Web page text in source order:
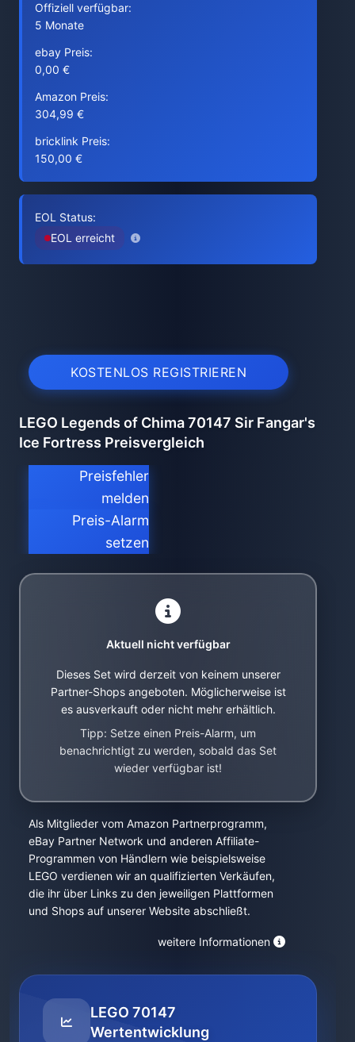
Offiziell verfügbar:
5 Monate
ebay Preis:
0,00 €
Amazon Preis:
304,99 €
bricklink Preis:
150,00 €
EOL Status:
EOL erreicht
KOSTENLOS REGISTRIEREN
LEGO Legends of Chima 70147 Sir Fangar's
Ice Fortress Preisvergleich
Preisfehler
melden
Preis-Alarm
setzen
Aktuell nicht verfügbar
Dieses Set wird derzeit von keinem unserer
Partner-Shops angeboten. Möglicherweise ist
es ausverkauft oder nicht mehr erhältlich.
Tipp: Setze einen Preis-Alarm, um
benachrichtigt zu werden, sobald das Set
wieder verfügbar ist!
Als Mitglieder vom Amazon Partnerprogramm,
eBay Partner Network und anderen Affiliate-
Programmen von Händlern wie beispielsweise
LEGO verdienen wir an qualifizierten Verkäufen,
die ihr über Links zu den jeweiligen Plattformen
und Shops auf unserer Website abschließt.
weitere Informationen
LEGO 70147
Wertentwicklung